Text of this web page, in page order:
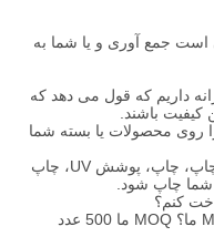
است جمع آوری و یا شما به
داریم که قول می دهد که
کیفیت باشند.
روی محصولات یا بسته شما
مطمئناً. لوگو شما می تواند با چاپ گرم، چاپ، چاپ، پوشش UV، چاپ
چاپ شود.
ما فقط T/T یا L/C را قبول می کنیم. MOQ ما؟ MOQ ما 500 عدد